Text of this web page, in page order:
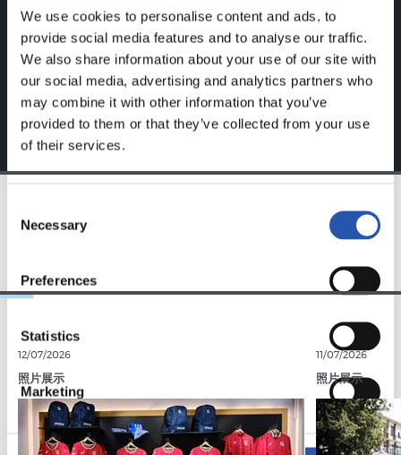
We use cookies to personalise content and ads, to
provide social media features and to analyse our traffic.
We also share information about your use of our site with
our social media, advertising and analytics partners who
may combine it with other information that you’ve
provided to them or that they’ve collected from your use
of their services.
Selection
Necessary
Preferences
Statistics
Marketing
Regístrate haciendo clic en el
y disfruta de
contenido exclusivo para ti.
12/07/2026
照片展示
11/07/2026
照片展示